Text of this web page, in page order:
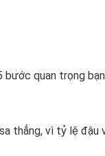
bước quan trọng
vì tỷ lệ đậu